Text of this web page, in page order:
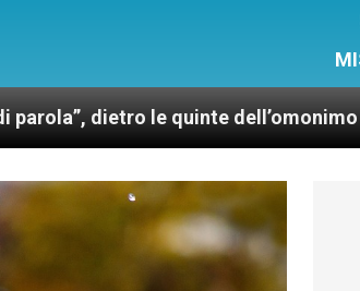
quinte dell’omonimo film di Wim